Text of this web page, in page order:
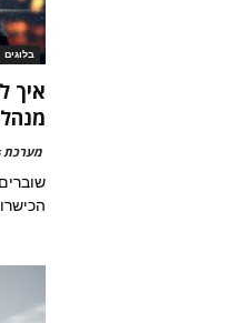
בלוגים
איך
מערכת HRus